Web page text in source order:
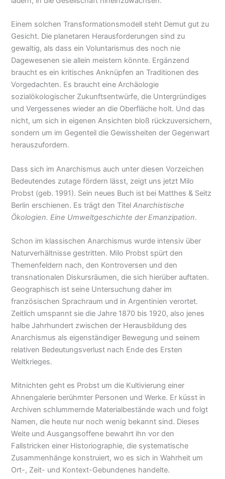
Einem solchen Transformationsmodell steht Demut gut zu
Gesicht. Die planetaren Herausforderungen sind zu
gewaltig, als dass ein Voluntarismus des noch nie
Dagewesenen sie allein meistern könnte. Ergänzend
braucht es ein kritisches Anknüpfen an Traditionen des
Vorgedachten. Es braucht eine Archäologie
sozialökologischer Zukunftsentwürfe, die Untergründiges
und Vergessenes wieder an die Oberfläche holt. Und das
nicht, um sich in eigenen Ansichten bloß rückzuversichern,
sondern um im Gegenteil die Gewissheiten der Gegenwart
herauszufordern.
Dass sich im Anarchismus auch unter diesen Vorzeichen
Bedeutendes zutage fördern lässt, zeigt uns jetzt Milo
Probst (geb. 1991). Sein neues Buch ist bei Matthes & Seitz
Berlin erschienen. Es trägt den TitelAnarchistische
Ökologien. Eine Umweltgeschichte der Emanzipation.
Schon im klassischen Anarchismus wurde intensiv über
Naturverhältnisse gestritten. Milo Probst spürt den
Themenfeldern nach, den Kontroversen und den
transnationalen Diskursräumen, die sich hierüber auftaten.
Geographisch ist seine Untersuchung daher im
französischen Sprachraum und in Argentinien verortet.
Zeitlich umspannt sie die Jahre 1870 bis 1920, also jenes
halbe Jahrhundert zwischen der Herausbildung des
Anarchismus als eigenständiger Bewegung und seinem
relativen Bedeutungsverlust nach Ende des Ersten
Weltkrieges.
Mitnichten geht es Probst um die Kultivierung einer
Ahnengalerie berühmter Personen und Werke. Er küsst in
Archiven schlummernde Materialbestände wach und folgt
Namen, die heute nur noch wenig bekannt sind. Dieses
Weite und Ausgangsoffene bewahrt ihn vor den
Fallstricken einer Historiographie, die systematische
Zusammenhänge konstruiert, wo es sich in Wahrheit um
Ort-, Zeit- und Kontext-Gebundenes handelte.